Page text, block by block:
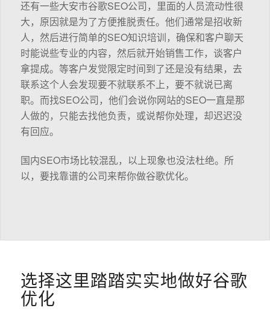
还有一些大安市谷歌SEO公司，里面的人员流动性很
大，原因就是为了方便推脱责任。他们通常是招收新
人，然后进行简单的SEO知识培训，确保和客户聊天
时能说些专业的内容，然后就开始销售工作，谈客户
拿提成。等客户发觉限定时间到了还是没有结果，去
联系这个人会发现要不就联系不上，要不就说已离
职。而找SEO公司，他们会说你网站的SEO一直是那
人做的，只能去找他负责，或说帮你处理，却迟迟没
有回应。
国内SEO市场比较混乱，以上现象也没法杜绝。所
以，要找靠谱的公司来帮你做谷歌优化。
选择这里踏踏实实地做好谷歌
优化